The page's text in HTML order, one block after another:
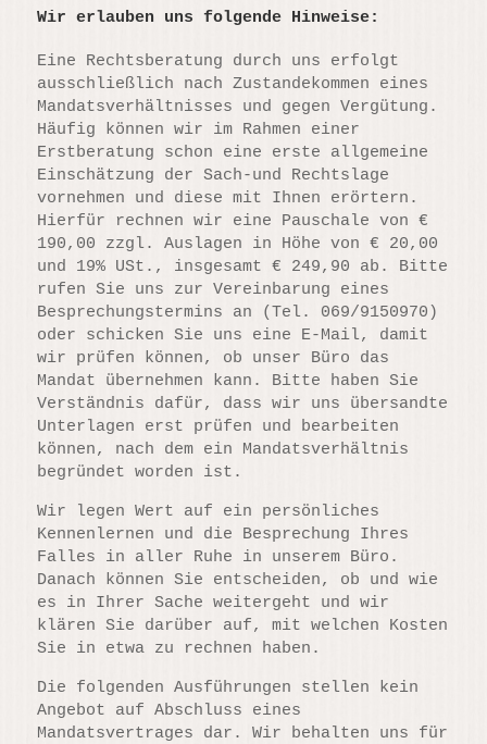
Wir erlauben uns folgende Hinweise:
Eine Rechtsberatung durch uns erfolgt
ausschließlich nach Zustandekommen eines
Mandatsverhältnisses und gegen Vergütung.
Häufig können wir im Rahmen einer
Erstberatung schon eine erste allgemeine
Einschätzung der Sach-und Rechtslage
vornehmen und diese mit Ihnen erörtern.
Hierfür rechnen wir eine Pauschale von €
190,00 zzgl. Auslagen in Höhe von € 20,00
und 19% USt., insgesamt € 249,90 ab. Bitte
rufen Sie uns zur Vereinbarung eines
Besprechungstermins an (Tel. 069/9150970)
oder schicken Sie uns eine E-Mail, damit
wir prüfen können, ob unser Büro das
Mandat übernehmen kann. Bitte haben Sie
Verständnis dafür, dass wir uns übersandte
Unterlagen erst prüfen und bearbeiten
können, nach dem ein Mandatsverhältnis
begründet worden ist.
Wir legen Wert auf ein persönliches
Kennenlernen und die Besprechung Ihres
Falles in aller Ruhe in unserem Büro.
Danach können Sie entscheiden, ob und wie
es in Ihrer Sache weitergeht und wir
klären Sie darüber auf, mit welchen Kosten
Sie in etwa zu rechnen haben.
Die folgenden Ausführungen stellen kein
Angebot auf Abschluss eines
Mandatsvertrages dar. Wir behalten uns für